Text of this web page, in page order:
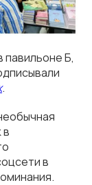
павильоне Б,
.
в
в